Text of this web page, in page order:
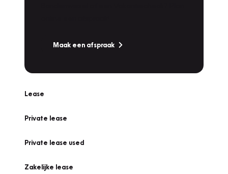
Maak een afspraak
Lease
Private lease
Private lease used
Zakelijke lease